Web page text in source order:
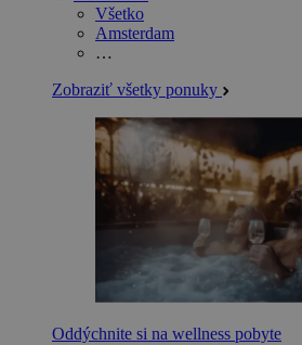
Všetko
Amsterdam
…
Zobraziť všetky ponuky
Oddýchnite si na wellness pobyte